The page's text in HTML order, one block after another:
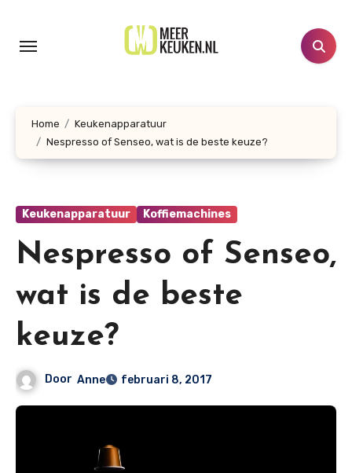
inhoud
Home
Keukenapparatuur
Nespresso of Senseo, wat is de beste keuze?
Keukenapparatuur Koffiemachines
Nespresso of Senseo,
wat is de beste
keuze?
Door Anne februari 8, 2017